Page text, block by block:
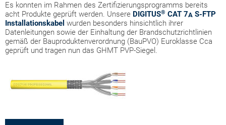
Es konnten im Rahmen des Zertifizierungsprogramms bereits
acht Produkte geprüft werden. Unsere DIGITUS® CAT 7A S-FTP
Installationskabel wurden besonders hinsichtlich ihrer
Datenleitungen sowie der Einhaltung der Brandschutzrichtlinien
gemäß der Bauproduktenverordnung (BauPVO) Euroklasse Cca
geprüft und tragen nun das GHMT PVP-Siegel.